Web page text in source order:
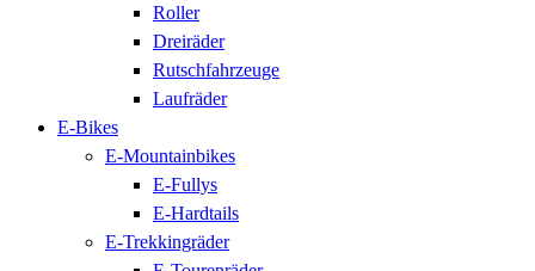
Roller
Dreiräder
Rutschfahrzeuge
Laufräder
E-Bikes
E-Mountainbikes
E-Fullys
E-Hardtails
E-Trekkingräder